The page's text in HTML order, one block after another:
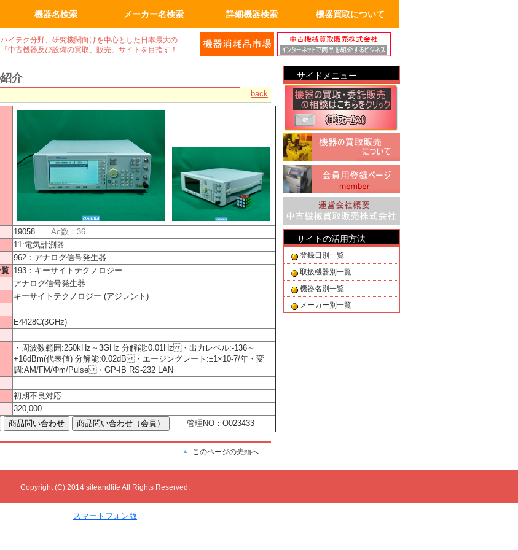
真空機器
真空ポンプ
計測、計量機
顕微鏡
電気計測器
光学関連
半導体関連
実装機器関連
OA事務什器
その他
機器名検索 メーカー名検索 詳細機器検索 機器買取について
ハイテク分野、研究機関向けを中心とした日本最大の
「中古機器及び設備の買取、販売」サイトを目指す！
介
back
19058 Ac数：36
11:電気計測器
962：アナログ信号発生器
193：キーサイトテクノロジー
アナログ信号発生器
キーサイトテクノロジー (アジレント)
E4428C(3GHz)
・周波数範囲:250kHz～3GHz 分解能:0.01Hz ・出力レベル:-136～
+16dBm(代表値) 分解能:0.02dB ・エージングレート:±1×10-7/年 ・変
調:AM/FM/Φm/Pulse ・GP-IB RS-232 LAN
初期不良対応
320,000
管理NO：O023433
このページの先頭へ
サイドメニュー
サイトの活用方法
登録日別一覧
取扱機器別一覧
機器名別一覧
メーカー別一覧
Copyright (C) 2014 siteandlife All Rights Reserved.
スマートフォン版